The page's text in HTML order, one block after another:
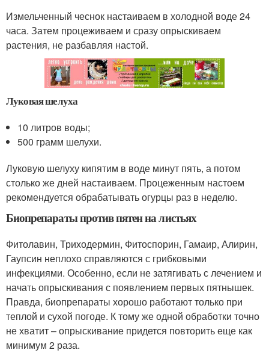
Измельченный чеснок настаиваем в холодной воде 24
часа. Затем процеживаем и сразу опрыскиваем
растения, не разбавляя настой.
Луковая шелуха
10 литров воды;
500 грамм шелухи.
Луковую шелуху кипятим в воде минут пять, а потом
столько же дней настаиваем. Процеженным настоем
рекомендуется обрабатывать огурцы раз в неделю.
Биопрепараты против пятен на листьях
Фитолавин, Триходермин, Фитоспорин, Гамаир, Алирин,
Гаупсин неплохо справляются с грибковыми
инфекциями. Особенно, если не затягивать с лечением и
начать опрыскивания с появлением первых пятнышек.
Правда, биопрепараты хорошо работают только при
теплой и сухой погоде. К тому же одной обработки точно
не хватит – опрыскивание придется повторить еще как
минимум 2 раза.